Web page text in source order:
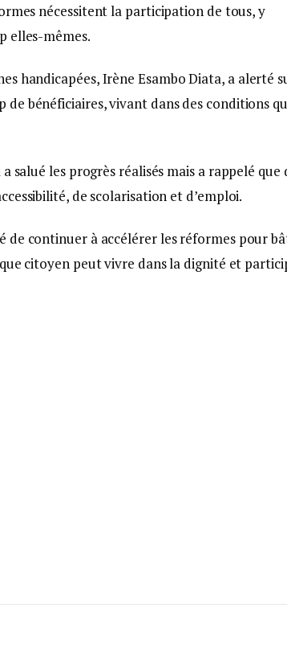
nécessitent la participation de tous, y
elles-mêmes.
handicapées, Irène Esambo Diata, a alerté
bénéficiaires, vivant dans des conditions
salué les progrès réalisés mais a rappelé que
de scolarisation et d’emploi.
de continuer à accélérer les réformes pour
citoyen peut vivre dans la dignité et